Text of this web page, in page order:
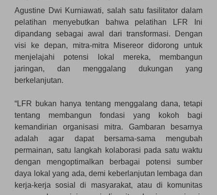
Agustine Dwi Kurniawati, salah satu fasilitator dalam
pelatihan menyebutkan bahwa pelatihan LFR Ini
dipandang sebagai awal dari transformasi. Dengan
visi ke depan, mitra-mitra Misereor didorong untuk
menjelajahi potensi lokal mereka, membangun
jaringan, dan menggalang dukungan yang
berkelanjutan.
“LFR bukan hanya tentang menggalang dana, tetapi
tentang membangun fondasi yang kokoh bagi
kemandirian organisasi mitra. Gambaran besarnya
adalah agar dapat bersama-sama mengubah
permainan, satu langkah kolaborasi pada satu waktu
dengan mengoptimalkan berbagai potensi sumber
daya lokal yang ada, demi keberlanjutan lembaga dan
kerja-kerja sosial di masyarakat, atau di komunitas